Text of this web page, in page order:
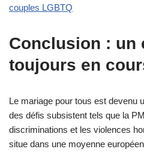
couples LGBTQ
Conclusion : un
toujours en
Le mariage pour tous est devenu
des défis subsistent tels que la
discriminations et les violences
situe dans une moyenne